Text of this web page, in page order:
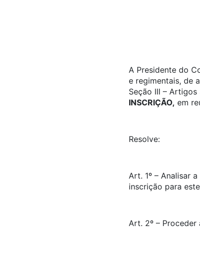
A Presidente do
e regimentais, de
Seção III –
INSCRIÇÃO, em
Resolve:
Art. 1º – Analisar
inscrição para
Art. 2º –